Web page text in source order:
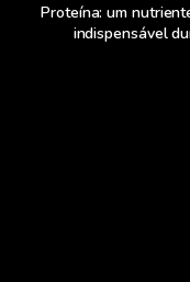
Proteína: um
indispensável